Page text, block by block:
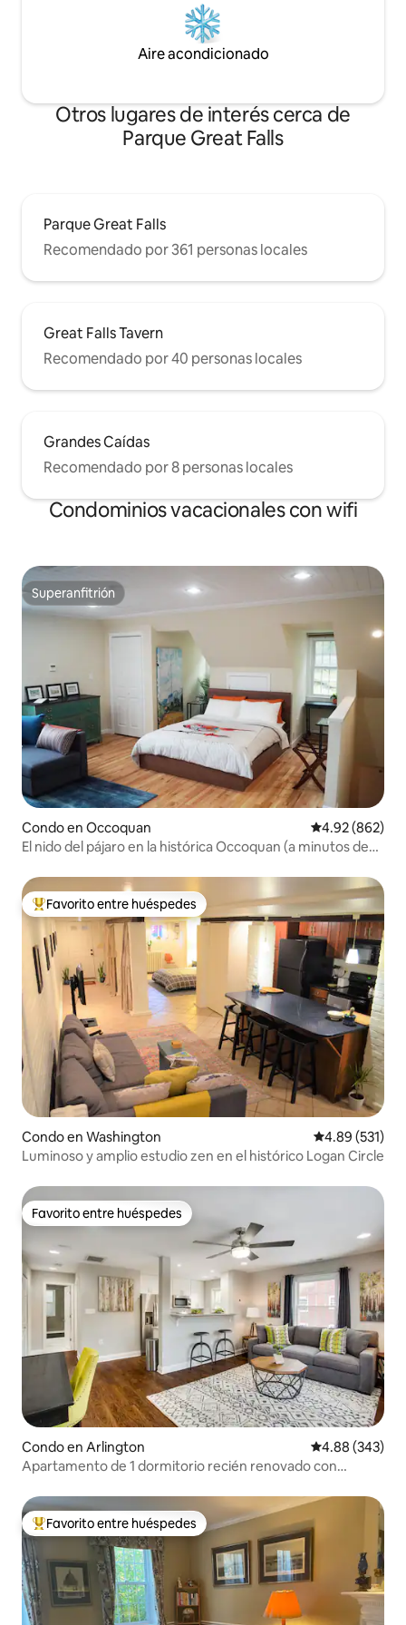
Aire acondicionado
Otros lugares de interés cerca de
Parque Great Falls
Parque Great Falls
Recomendado por 361 personas locales
Great Falls Tavern
Recomendado por 40 personas locales
Grandes Caídas
Recomendado por 8 personas locales
Condominios vacacionales con wifi
Superanfitrión
Superanfitrión
Condo en Occoquan Calificación
4.92 (862)
El nido del pájaro en la histórica Occoquan (a minutos de
Favorito entre huéspedes preferido
Favorito entre huéspedes
Condo en Washington Calificación
4.89 (531)
Luminoso y amplio estudio zen en el histórico Logan Circle
Favorito entre huéspedes
Favorito entre huéspedes
Condo en Arlington Calificación
4.88 (343)
Apartamento de 1 dormitorio recién renovado con
Favorito entre huéspedes preferido
Favorito entre huéspedes